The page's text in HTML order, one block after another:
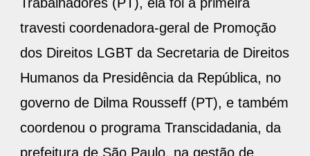
travesti coordenadora-geral de Promoção
dos Direitos LGBT da Secretaria de Direitos
Humanos da Presidência da República, no
governo de Dilma Rousseff (PT), e também
coordenou o programa Transcidadania, da
prefeitura de São Paulo, na gestão de